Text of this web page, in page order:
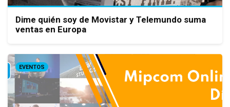
Dime quién soy de Movistar y Telemundo suma
ventas en Europa
EVENTOS